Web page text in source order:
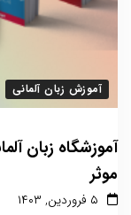
آموزش زبان آلمانی
آموزشگاه زبان
موثر
۵ فروردین, ۱۴۰۳